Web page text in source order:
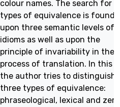
colour names. The search for
types of equivalence is
upon three semantic levels of
idioms as well as upon the
principle of invariability in the
process of translation. In this
the author tries to distinguish
three types of equivalence:
phraseological, lexical and zero